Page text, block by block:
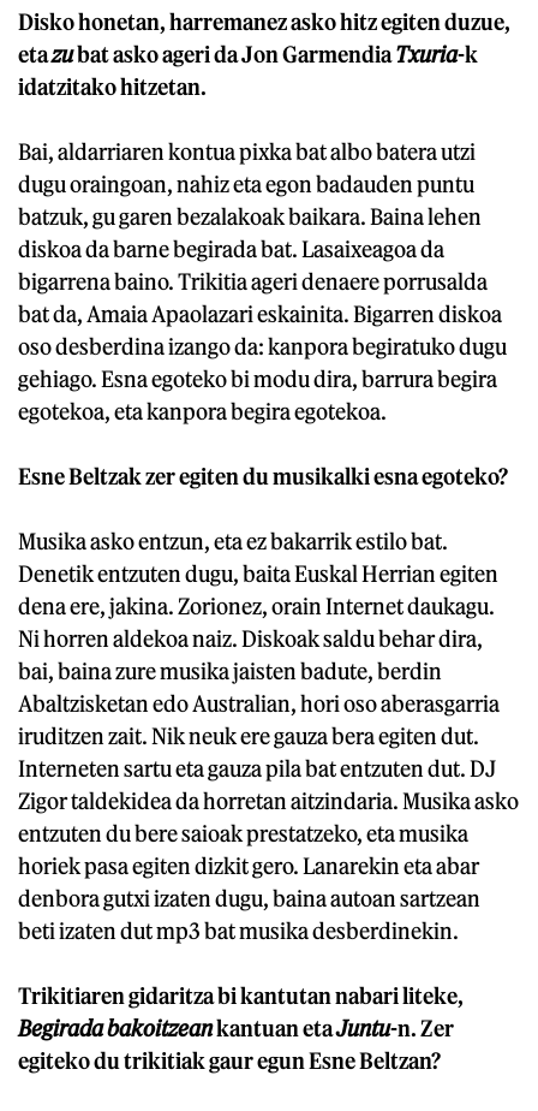
Disko honetan, harremanez asko hitz egiten duzue,
etazubat asko ageri da Jon GarmendiaTxuria-k
idatzitako hitzetan.
Bai, aldarriaren kontua pixka bat albo batera utzi
dugu oraingoan, nahiz eta egon badauden puntu
batzuk, gu garen bezalakoak baikara. Baina lehen
diskoa da barne begirada bat. Lasaixeagoa da
bigarrena baino. Trikitia ageri denaere porrusalda
bat da, Amaia Apaolazari eskainita. Bigarren diskoa
oso desberdina izango da: kanpora begiratuko dugu
gehiago. Esna egoteko bi modu dira, barrura begira
egotekoa, eta kanpora begira egotekoa.
Esne Beltzak zer egiten du musikalki esna egoteko?
Musika asko entzun, eta ez bakarrik estilo bat.
Denetik entzuten dugu, baita Euskal Herrian egiten
dena ere, jakina. Zorionez, orain Internet daukagu.
Ni horren aldekoa naiz. Diskoak saldu behar dira,
bai, baina zure musika jaisten badute, berdin
Abaltzisketan edo Australian, hori oso aberasgarria
iruditzen zait. Nik neuk ere gauza bera egiten dut.
Interneten sartu eta gauza pila bat entzuten dut. DJ
Zigor taldekidea da horretan aitzindaria. Musika asko
entzuten du bere saioak prestatzeko, eta musika
horiek pasa egiten dizkit gero. Lanarekin eta abar
denbora gutxi izaten dugu, baina autoan sartzean
beti izaten dut mp3 bat musika desberdinekin.
Trikitiaren gidaritza bi kantutan nabari liteke,
Begirada bakoitzeankantuan etaJuntu-n. Zer
egiteko du trikitiak gaur egun Esne Beltzan?